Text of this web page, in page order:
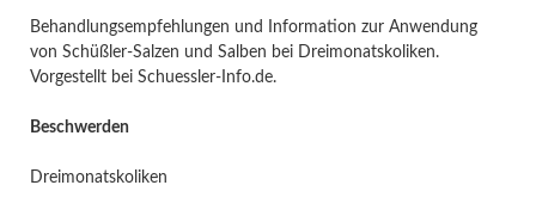
Behandlungsempfehlungen und Information zur Anwendung
von Schüßler-Salzen und Salben bei Dreimonatskoliken.
Vorgestellt bei Schuessler-Info.de.
Beschwerden
Dreimonatskoliken